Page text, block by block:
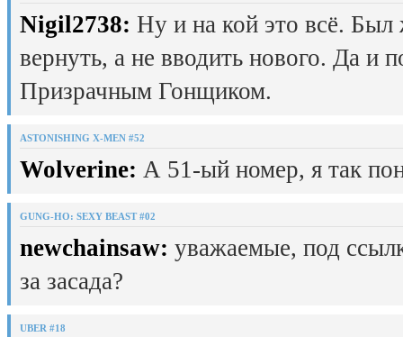
Nigil2738: Ну и на кой это всё.
вернуть, а не вводить нового. Да и
Призрачным Гонщиком.
ASTONISHING X-MEN #52
Wolverine: А 51-ый номер, я так
GUNG-HO: SEXY BEAST #02
newchainsaw: уважаемые, под
за засада?
UBER #18